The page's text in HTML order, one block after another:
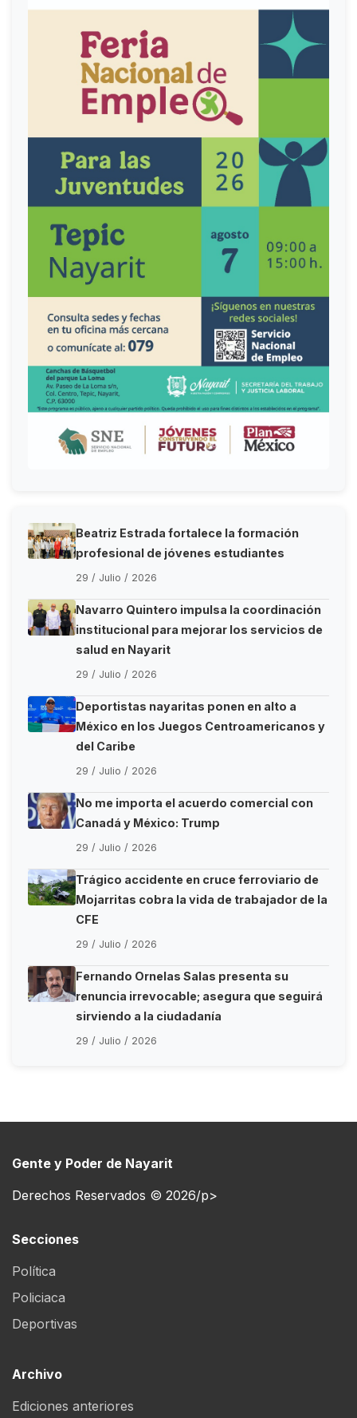
Beatriz Estrada fortalece la formación
profesional de jóvenes estudiantes
29 / Julio / 2026
Navarro Quintero impulsa la coordinación
institucional para mejorar los servicios de
salud en Nayarit
29 / Julio / 2026
Deportistas nayaritas ponen en alto a
México en los Juegos Centroamericanos y
del Caribe
29 / Julio / 2026
No me importa el acuerdo comercial con
Canadá y México: Trump
29 / Julio / 2026
Trágico accidente en cruce ferroviario de
Mojarritas cobra la vida de trabajador de la
CFE
29 / Julio / 2026
Fernando Ornelas Salas presenta su
renuncia irrevocable; asegura que seguirá
sirviendo a la ciudadanía
29 / Julio / 2026
Gente y Poder de Nayarit
Derechos Reservados © 2026/p>
Secciones
Política
Policiaca
Deportivas
Archivo
Ediciones anteriores